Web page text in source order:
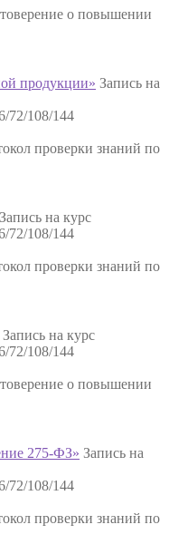
о повышении
продукции» Запись на
72/108/144
проверки знаний по
Запись на курс
72/108/144
проверки знаний по
Запись на курс
72/108/144
о повышении
275-ФЗ» Запись на
72/108/144
проверки знаний по